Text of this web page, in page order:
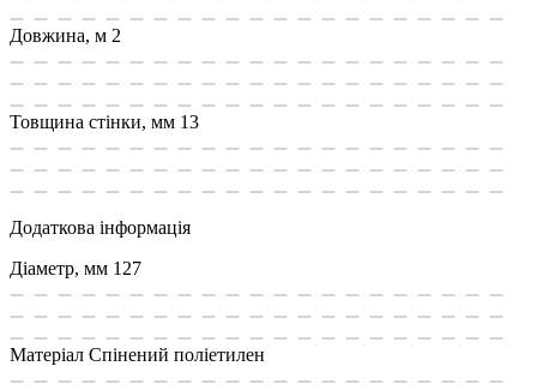
Довжина, м 2
Товщина стінки, мм 13
Додаткова інформація
Діаметр, мм 127
Матеріал Спінений поліетилен